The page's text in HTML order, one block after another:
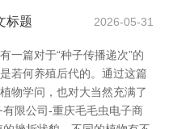
标题 2026-05-31
一篇对于“种子传播递次”的
若何养殖后代的。通过这篇
物学问，也对大当然充满了
限公司-重庆毛毛虫电子商